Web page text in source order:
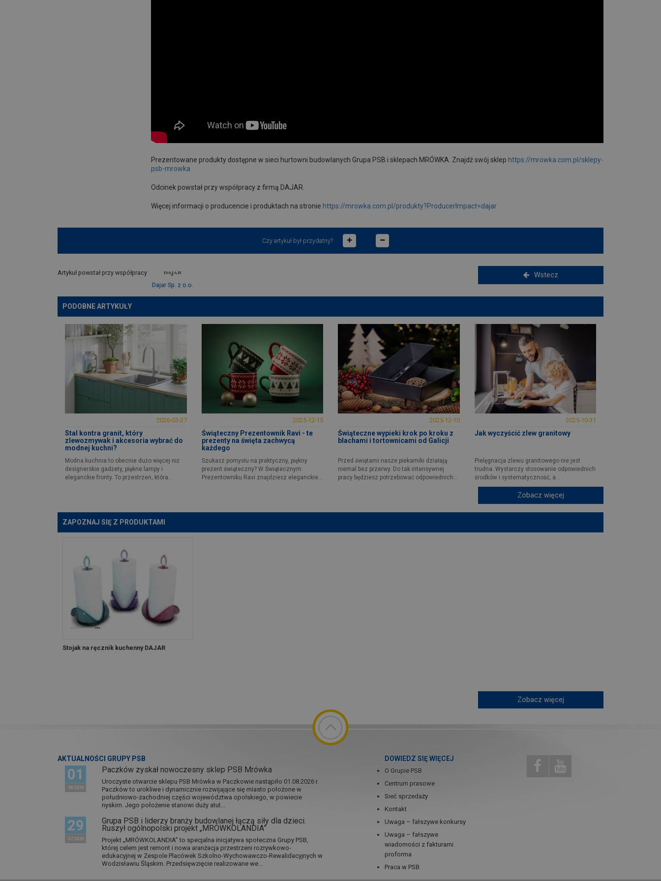
Prezentowane produkty dostępne w sieci hurtowni budowlanych Grupa PSB i sklepach MRÓWKA. Znajdź swój sklep https://mrowka.com.pl/sklepy-
psb-mrowka
Odcinek powstał przy współpracy z firmą DAJAR.
Więcej informacji o producencie i produktach na stronie https://mrowka.com.pl/produkty?ProducerImpact=dajar
Czy artykuł był przydatny?
Artykuł powstał przy współpracy
Dajar Sp. z o.o.
Wstecz
PODOBNE ARTYKUŁY
2026-03-27
Stal kontra granit, który
zlewozmywak i akcesoria wybrać do
modnej kuchni?
Modna kuchnia to obecnie dużo więcej niż
designerskie gadżety, piękne lampy i
eleganckie fronty. To przestrzeń, która...
2025-12-15
Świąteczny Prezentownik Ravi - te
prezenty na święta zachwycą
każdego
Szukasz pomysłu na praktyczny, piękny
prezent świąteczny? W Świątecznym
Prezentowniku Ravi znajdziesz eleganckie...
2025-12-10
Świąteczne wypieki krok po kroku z
blachami i tortownicami od Galicji
Przed świętami nasze piekarniki działają
niemal bez przerwy. Do tak intensywnej
pracy będziesz potrzebować odpowiednich...
2025-10-31
Jak wyczyścić zlew granitowy
Pielęgnacja zlewu granitowego nie jest
trudna. Wystarczy stosowanie odpowiednich
środków i systematyczność, a...
Zobacz więcej
ZAPOZNAJ SIĘ Z PRODUKTAMI
Stojak na ręcznik kuchenny DAJAR
Zobacz więcej
AKTUALNOŚCI GRUPY PSB
01
08 2026
Paczków zyskał nowoczesny sklep PSB Mrówka
Uroczyste otwarcie sklepu PSB Mrówka w Paczkowie nastąpiło 01.08.2026 r.
Paczków to urokliwe i dynamicznie rozwijające się miasto położone w
południowo-zachodniej części województwa opolskiego, w powiecie
nyskim. Jego położenie stanowi duży atut...
29
07 2026
Grupa PSB i liderzy branży budowlanej łączą siły dla dzieci.
Ruszył ogólnopolski projekt „MRÓWKOLANDIA”
Projekt „MRÓWKOLANDIA” to specjalna inicjatywa społeczna Grupy PSB,
której celem jest remont i nowa aranżacja przestrzeni rozrywkowo-
edukacyjnej w Zespole Placówek Szkolno-Wychowawczo-Rewalidacyjnych w
Wodzisławiu Śląskim. Przedsięwzięcie realizowane we...
DOWIEDZ SIĘ WIĘCEJ
O Grupie PSB
Centrum prasowe
Sieć sprzedaży
Kontakt
Uwaga – fałszywe konkursy
Uwaga – fałszywe
wiadomości z fakturami
proforma
Praca w PSB